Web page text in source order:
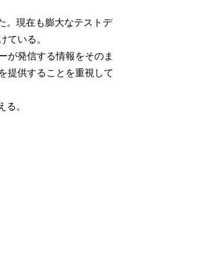
。現在も膨大なテストデ
ている。
が発信する情報をそのま
提供することを重視して
。